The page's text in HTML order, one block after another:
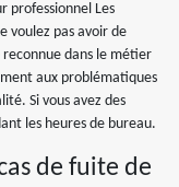
professionnel Les
voulez pas avoir de
reconnue dans le métier
aux problématiques
Si vous avez des
les heures de bureau.
de fuite de